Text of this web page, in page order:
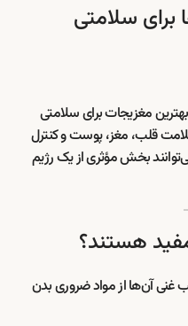
سلامتی
مغزیجات برای سلامتی
قلب، مغز، پوست و کنترل
بخش مؤثری از یک رژیم
هستند؟
غنی آن‌ها از مواد ضروری بدن